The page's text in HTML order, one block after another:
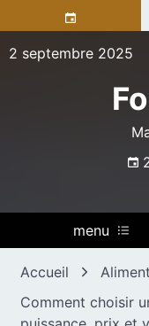
to
content
2 septembre 2025
menu
Accueil
Comment choisir